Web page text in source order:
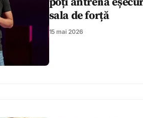
sala de forță
15 mai 2026